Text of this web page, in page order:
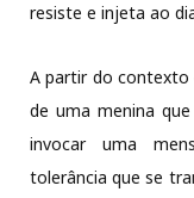
resiste e injeta ao
A partir do contexto
de uma menina
invocar uma
tolerância que se